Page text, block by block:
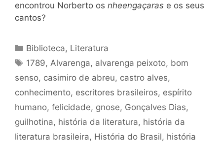
encontrou Norberto os nheengaçaras e os seus
cantos?
Categorias
Biblioteca, Literatura
Tags
1789,Alvarenga, alvarenga peixoto, bom
senso, casimiro de abreu, castro alves,
conhecimento, escritores brasileiros, espírito
humano, felicidade, gnose, Gonçalves Dias,
guilhotina, história da literatura, história da
literatura brasileira, História do Brasil, história